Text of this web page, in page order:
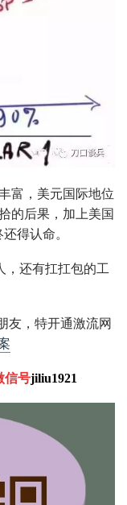
富，美元国际地位
的后果，加上美国
得认命。
，还有扛扛包的工
友，特开通激流网
信号jiliu1921